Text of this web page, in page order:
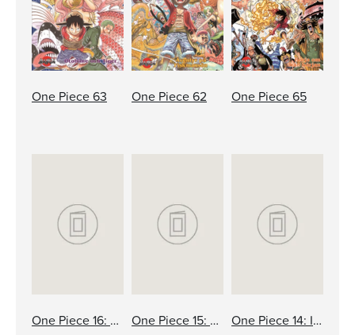
One Piece 63 One Piece 62 One Piece 65
One Piece 16: Du får som du vill! One Piece 15: Full fart framåt One Piece 14: Instinkt